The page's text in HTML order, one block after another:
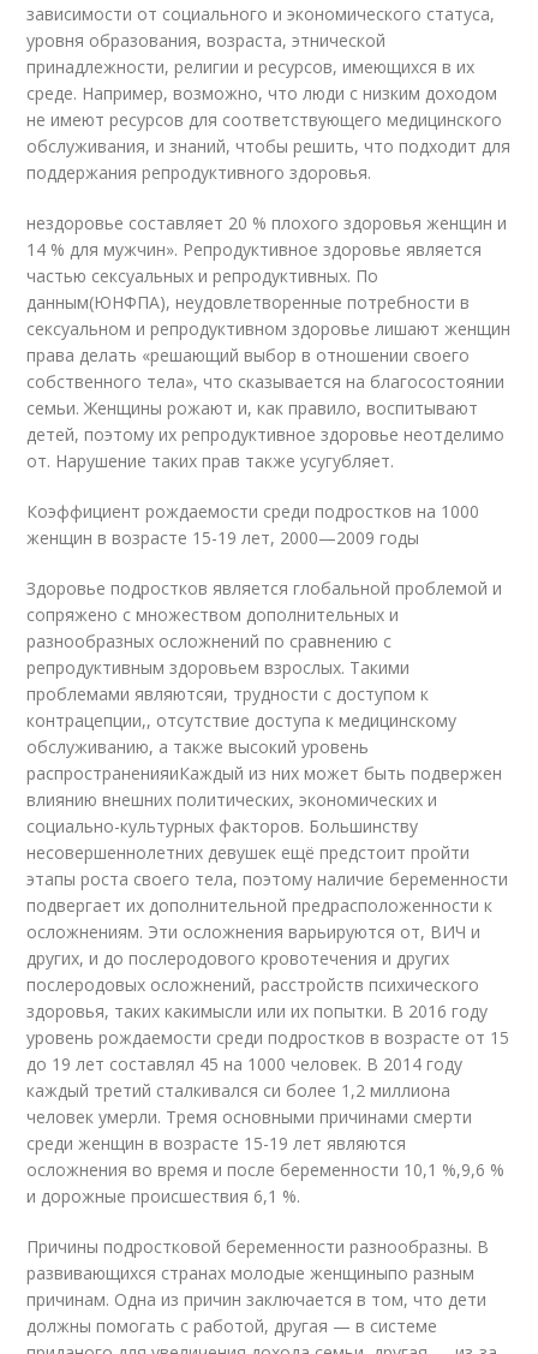
зависимости от социального и экономического статуса,
уровня образования, возраста, этнической
принадлежности, религии и ресурсов, имеющихся в их
среде. Например, возможно, что люди с низким доходом
не имеют ресурсов для соответствующего медицинского
обслуживания, и знаний, чтобы решить, что подходит для
поддержания репродуктивного здоровья.
нездоровье составляет 20 % плохого здоровья женщин и
14 % для мужчин». Репродуктивное здоровье является
частью сексуальных и репродуктивных. По
данным(ЮНФПА), неудовлетворенные потребности в
сексуальном и репродуктивном здоровье лишают женщин
права делать «решающий выбор в отношении своего
собственного тела», что сказывается на благосостоянии
семьи. Женщины рожают и, как правило, воспитывают
детей, поэтому их репродуктивное здоровье неотделимо
от. Нарушение таких прав также усугубляет.
Коэффициент рождаемости среди подростков на 1000
женщин в возрасте 15-19 лет, 2000—2009 годы
Здоровье подростков является глобальной проблемой и
сопряжено с множеством дополнительных и
разнообразных осложнений по сравнению с
репродуктивным здоровьем взрослых. Такими
проблемами являютсяи, трудности с доступом к
контрацепции,, отсутствие доступа к медицинскому
обслуживанию, а также высокий уровень
распространенияиКаждый из них может быть подвержен
влиянию внешних политических, экономических и
социально-культурных факторов. Большинству
несовершеннолетних девушек ещё предстоит пройти
этапы роста своего тела, поэтому наличие беременности
подвергает их дополнительной предрасположенности к
осложнениям. Эти осложнения варьируются от, ВИЧ и
других, и до послеродового кровотечения и других
послеродовых осложнений, расстройств психического
здоровья, таких какимысли или их попытки. В 2016 году
уровень рождаемости среди подростков в возрасте от 15
до 19 лет составлял 45 на 1000 человек. В 2014 году
каждый третий сталкивался си более 1,2 миллиона
человек умерли. Тремя основными причинами смерти
среди женщин в возрасте 15-19 лет являются
осложнения во время и после беременности 10,1 %,9,6 %
и дорожные происшествия 6,1 %.
Причины подростковой беременности разнообразны. В
развивающихся странах молодые женщиныпо разным
причинам. Одна из причин заключается в том, что дети
должны помогать с работой, другая — в системе